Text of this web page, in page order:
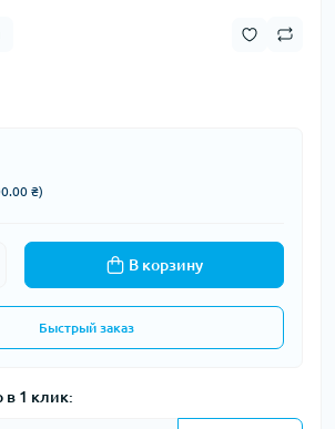
₴)
В корзину
Быстрый заказ
в 1 клик: